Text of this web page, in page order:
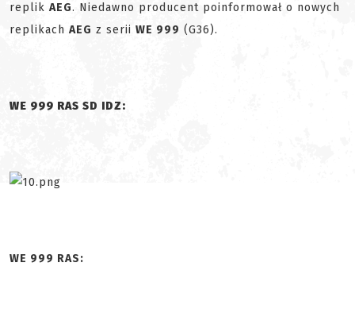
replik AEG. Niedawno producent poinformował o nowych
replikach AEG z serii WE 999 (G36).
WE 999 RAS SD IDZ:
WE 999 RAS: